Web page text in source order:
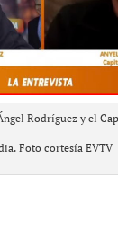
Rodríguez y el
Foto cortesía EVTV